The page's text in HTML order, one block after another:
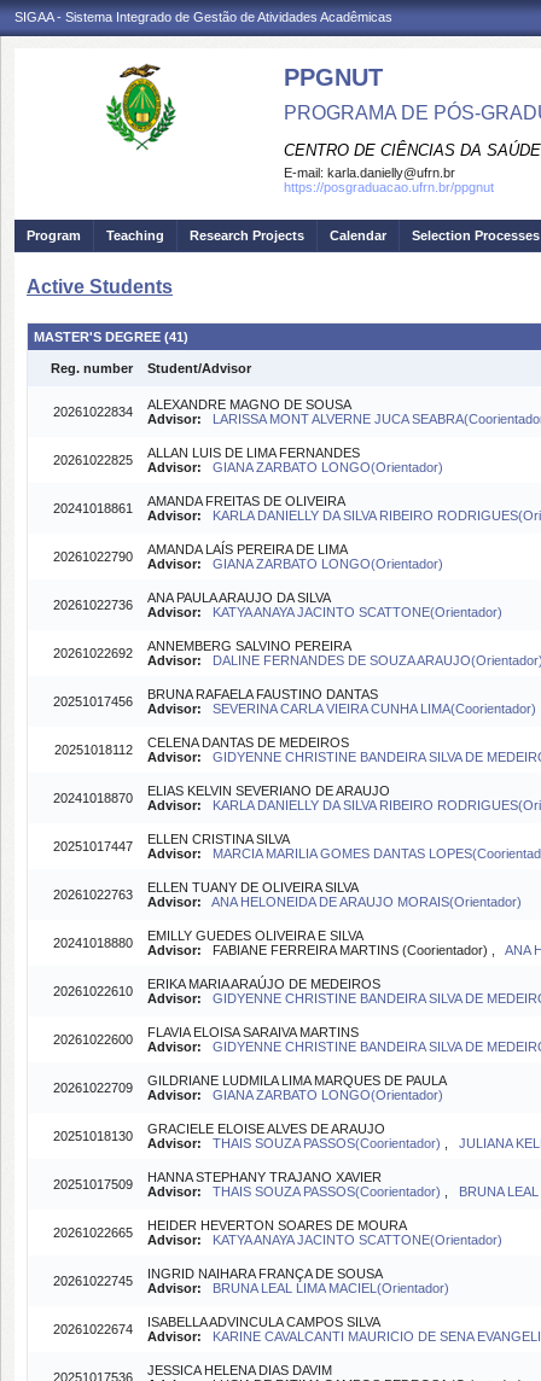
SIGAA - Sistema Integrado de Gestão de Atividades Acadêmicas
PPGNUT
PROGRAMA DE PÓS-
CENTRO DE CIÊNCIAS DA SAÚDE
E-mail: karla.danielly@ufrn.br
https://posgraduacao.ufrn.br/ppgnut
Program Teaching Research Projects Calendar Selection Processes
Active Students
MASTER'S DEGREE (41)
Reg. number Student/Advisor
20261022834
ALEXANDRE MAGNO DE SOUSA
Advisor:
LARISSA MONT ALVERNE JUCA
20261022825
ALLAN LUIS DE LIMA FERNANDES
Advisor:
GIANA ZARBATO LONGO(Orientador)
20241018861
AMANDA FREITAS DE OLIVEIRA
Advisor:
KARLA DANIELLY DA SILVA RIBEIRO
20261022790
AMANDA LAÍS PEREIRA DE LIMA
Advisor:
GIANA ZARBATO LONGO(Orientador)
20261022736
ANA PAULA ARAUJO DA SILVA
Advisor:
KATYA ANAYA JACINTO SCATTONE(Orientador)
20261022692
ANNEMBERG SALVINO PEREIRA
Advisor:
DALINE FERNANDES DE SOUZA
20251017456
BRUNA RAFAELA FAUSTINO DANTAS
Advisor:
SEVERINA CARLA VIEIRA CUNHA LIMA(Coorientador)
20251018112
CELENA DANTAS DE MEDEIROS
Advisor:
GIDYENNE CHRISTINE BANDEIRA SILVA DE
20241018870
ELIAS KELVIN SEVERIANO DE ARAUJO
Advisor:
KARLA DANIELLY DA SILVA RIBEIRO
20251017447
ELLEN CRISTINA SILVA
Advisor:
MARCIA MARILIA GOMES DANTAS
20261022763
ELLEN TUANY DE OLIVEIRA SILVA
Advisor:
ANA HELONEIDA DE ARAUJO MORAIS(Orientador)
20241018880
EMILLY GUEDES OLIVEIRA E SILVA
Advisor: FABIANE FERREIRA MARTINS (Coorientador) , ANA
20261022610
ERIKA MARIA ARAÚJO DE MEDEIROS
Advisor:
GIDYENNE CHRISTINE BANDEIRA SILVA DE
20261022600
FLAVIA ELOISA SARAIVA MARTINS
Advisor:
GIDYENNE CHRISTINE BANDEIRA SILVA DE
20261022709
GILDRIANE LUDMILA LIMA MARQUES DE PAULA
Advisor:
GIANA ZARBATO LONGO(Orientador)
20251018130
GRACIELE ELOISE ALVES DE ARAUJO
Advisor:
THAIS SOUZA PASSOS(Coorientador) JULIANA
20251017509
HANNA STEPHANY TRAJANO XAVIER
Advisor:
THAIS SOUZA PASSOS(Coorientador) BRUNA
20261022665
HEIDER HEVERTON SOARES DE MOURA
Advisor:
KATYA ANAYA JACINTO SCATTONE(Orientador)
20261022745
INGRID NAIHARA FRANÇA DE SOUSA
Advisor:
BRUNA LEAL LIMA MACIEL(Orientador)
20261022674
ISABELLA ADVINCULA CAMPOS SILVA
Advisor:
KARINE CAVALCANTI MAURICIO DE SENA
20251017536
JESSICA HELENA DIAS DAVIM